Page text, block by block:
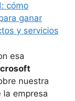
cómo
ganar
y servicios
esa
nuestra
la empresa